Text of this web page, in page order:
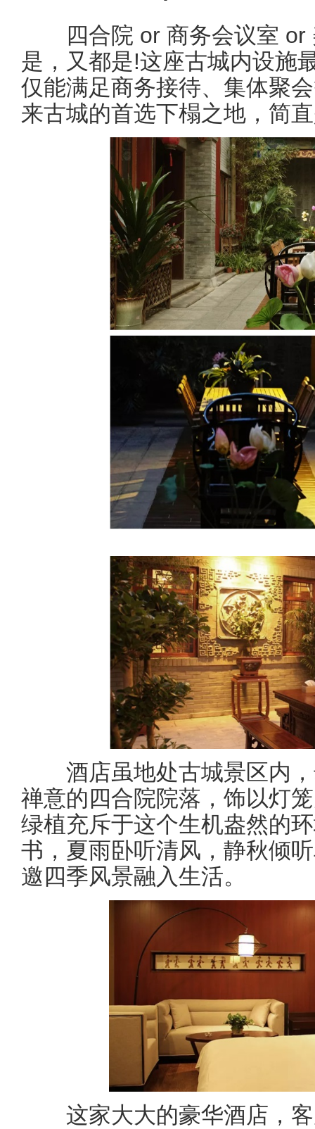
四合院 or 商务会议室 or
是，又都是!这座古城内设施
仅能满足商务接待、集体聚
来古城的首选下榻之地，简
酒店虽地处古城景区内，
禅意的四合院院落，饰以灯
绿植充斥于这个生机盎然的
书，夏雨卧听清风，静秋倾
邀四季风景融入生活。
这家大大的豪华酒店，客